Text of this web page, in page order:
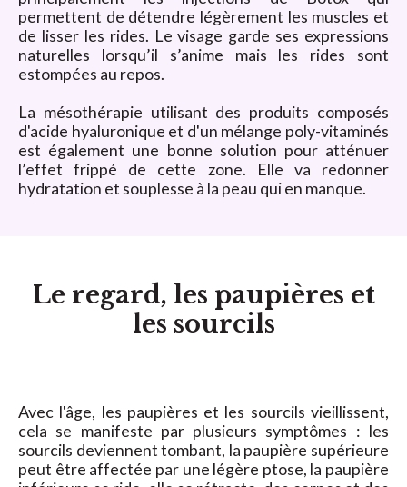
permettent de détendre légèrement les muscles et
de lisser les rides. Le visage garde ses expressions
naturelles lorsqu’il s’anime mais les rides sont
estompées au repos.
La mésothérapie utilisant des produits composés
d'acide hyaluronique et d'un mélange poly-vitaminés
est également une bonne solution pour atténuer
l’effet frippé de cette zone. Elle va redonner
hydratation et souplesse à la peau qui en manque.
Le regard, les paupières et
les sourcils
Avec l'âge, les paupières et les sourcils vieillissent,
cela se manifeste par plusieurs symptômes : les
sourcils deviennent tombant, la paupière supérieure
peut être affectée par une légère ptose, la paupière